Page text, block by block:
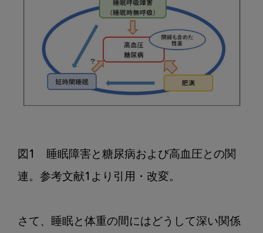
増
睡
眠
と
重
図1　睡眠障害と糖尿病および高血圧との関
連。参考文献1より引用・改変。
さて、睡眠と体重の間にはどうして深い関係